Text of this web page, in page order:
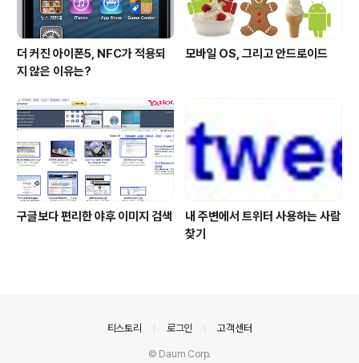
더 커진 아이폰5, NFC가 적용되
지 않은 이유는?
모바일 OS, 그리고 안드로이드
구글보다 편리한 야후 이미지 검색
내 주변에서 트위터 사용하는 사람
찾기
티스토리 로그인 고객센터
© Daum Corp.